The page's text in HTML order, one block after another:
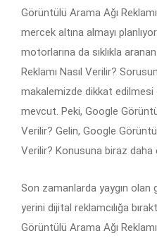
Görüntülü Arama Ağı
mercek altına almayı
motorlarına da sıklıkla
Reklamı Nasıl Verilir?
makalemizde dikkat
mevcut. Peki, Google
Verilir? Gelin, Google
Verilir? Konusuna biraz daha
Son zamanlarda yaygın
yerini dijital reklamcılığa
Görüntülü Arama Ağı